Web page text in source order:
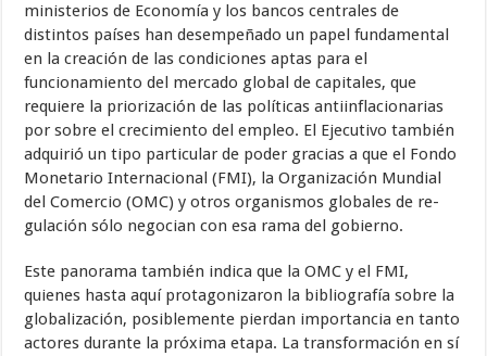
ministerios de Economía y los bancos centrales de
distintos países han desempeñado un papel fundamental
en la creación de las con­diciones aptas para el
funcionamiento del mercado global de capitales, que
requiere la priorización de las políticas antiinflacionarias
por sobre el cre­cimiento del empleo. El Ejecutivo también
adquirió un tipo particular de poder gracias a que el Fondo
Monetario Internacional (FMI), la Organi­zación Mundial
del Comercio (OMC) y otros organismos globales de re­
gulación sólo negocian con esa rama del gobierno.
Este panorama también indica que la OMC y el FMI,
quienes hasta aquí protagonizaron la bibliografía sobre la
globalización, posiblemente pierdan importancia en tanto
actores durante la próxima etapa. La transformación en sí